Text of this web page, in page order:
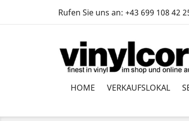
Rufen Sie uns an: +43 699 108 42
HOME VERKAUFSLOKAL